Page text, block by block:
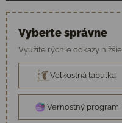
Vyberte správne
Využite rýchle odkazy nižšie.
Veľkostná tabuľka
Vernostný program